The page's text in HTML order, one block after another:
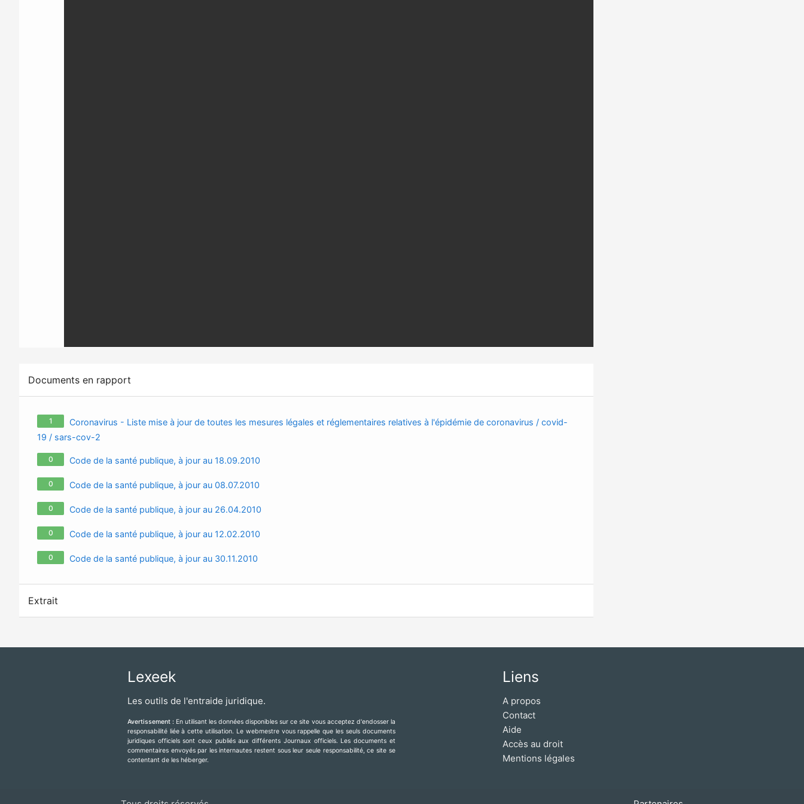
Documents en rapport
1
Coronavirus - Liste mise à jour de toutes les mesures légales et réglementaires relatives à l'épidémie de coronavirus / covid-
19 / sars-cov-2
0 Code de la santé publique, à jour au 18.09.2010
0 Code de la santé publique, à jour au 08.07.2010
0 Code de la santé publique, à jour au 26.04.2010
0 Code de la santé publique, à jour au 12.02.2010
0 Code de la santé publique, à jour au 30.11.2010
Extrait
Lexeek
Les outils de l'entraide juridique.
Avertissement : En utilisant les données disponibles sur ce site vous acceptez d'endosser la
responsabilité liée à cette utilisation. Le webmestre vous rappelle que les seuls documents
juridiques officiels sont ceux publiés aux différents Journaux officiels. Les documents et
commentaires envoyés par les internautes restent sous leur seule responsabilité, ce site se
contentant de les héberger.
Liens
A propos
Contact
Aide
Accès au droit
Mentions légales